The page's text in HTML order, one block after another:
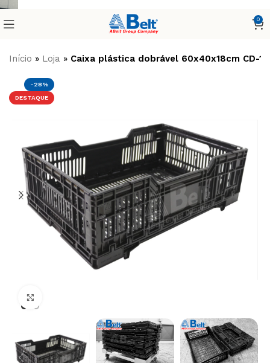
0
Início » Loja » Caixa plástica dobrável 60x40x18cm CD-
-28%
DESTAQUE